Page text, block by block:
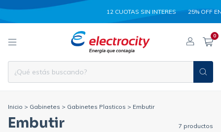
12 CUOTAS SIN INTERES 25% OFF EN
0
Inicio > Gabinetes > Gabinetes Plasticos > Embutir
Embutir 7 productos